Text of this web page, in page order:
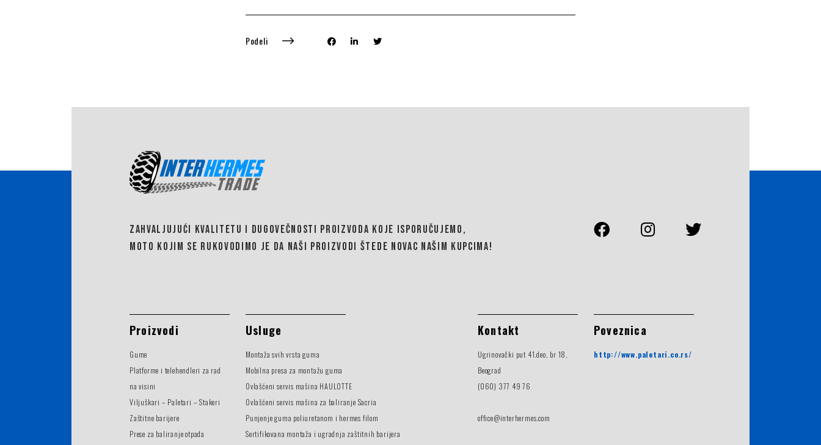
Podeli
ZAHVALJUJUĆI KVALITETU I DUGOVEČNOSTI PROIZVODA KOJE ISPORUČUJEMO,
MOTO KOJIM SE RUKOVODIMO JE DA NAŠI PROIZVODI ŠTEDE NOVAC NAŠIM KUPCIMA!
Proizvodi
Gume
Platforme i telehendleri za rad
na visini
Viljuškari – Paletari – Stakeri
Zaštitne barijere
Prese za baliranje otpada
Usluge
Montaža svih vrsta guma
Mobilna presa za montažu guma
Ovlašćeni servis mašina HAULOTTE
Ovlašćeni servis mašina za baliranje Sacria
Punjenje guma poliuretanom i hermes filom
Sertifikovana montaža i ugradnja zaštitnih barijera
Kontakt
Ugrinovački put 41.deo, br 18,
Beograd
(060) 377 49 76
office@interhermes.com
Poveznica
http://www.paletari.co.rs/